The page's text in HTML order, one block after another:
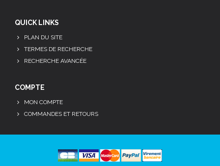
QUICK LINKS
PLAN DU SITE
TERMES DE RECHERCHE
RECHERCHE AVANCÉE
COMPTE
MON COMPTE
COMMANDES ET RETOURS